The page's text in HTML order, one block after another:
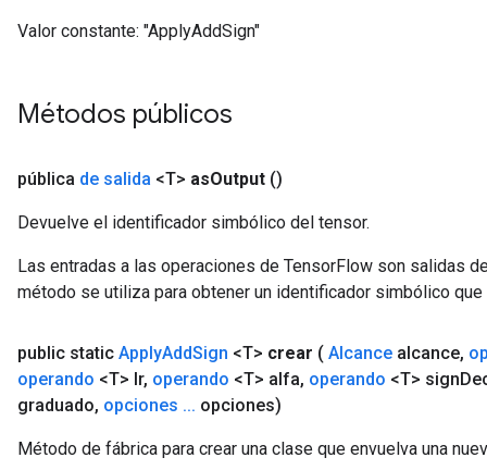
Valor constante: "ApplyAddSign"
Métodos públicos
pública de salida <T> asOutput ()
Devuelve el identificador simbólico del tensor.
Las entradas a las operaciones de TensorFlow son salidas
método se utiliza para obtener un identificador simbólico
public static ApplyAddSign <T> crear ( Alcance alcance,
operando <T> lr, operando <T> alfa, operando <T> sign
graduado, opciones ... opciones)
Método de fábrica para crear una clase que envuelva una